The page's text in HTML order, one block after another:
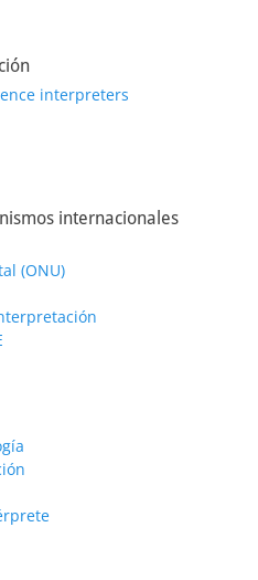
interpreters
internacionales
(ONU)